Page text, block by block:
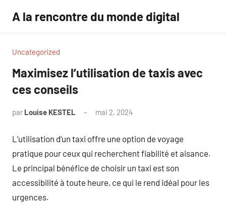
contenu
A la rencontre du monde digital
Uncategorized
Maximisez l’utilisation de taxis avec
ces conseils
par Louise KESTEL mai 2, 2024
L’utilisation d’un taxi offre une option de voyage
pratique pour ceux qui recherchent fiabilité et aisance.
Le principal bénéfice de choisir un taxi est son
accessibilité à toute heure, ce qui le rend idéal pour les
urgences.